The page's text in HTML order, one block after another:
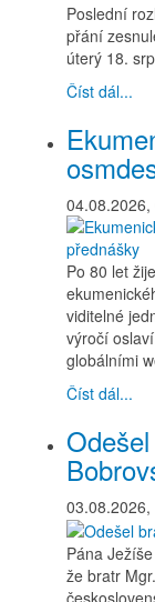
Poslední
přání
úterý 18.
Číst dál...
04.08.2026,
Po 80 let
viditelné
výročí
globálními
Číst dál...
03.08.2026,
Pána
že bratr